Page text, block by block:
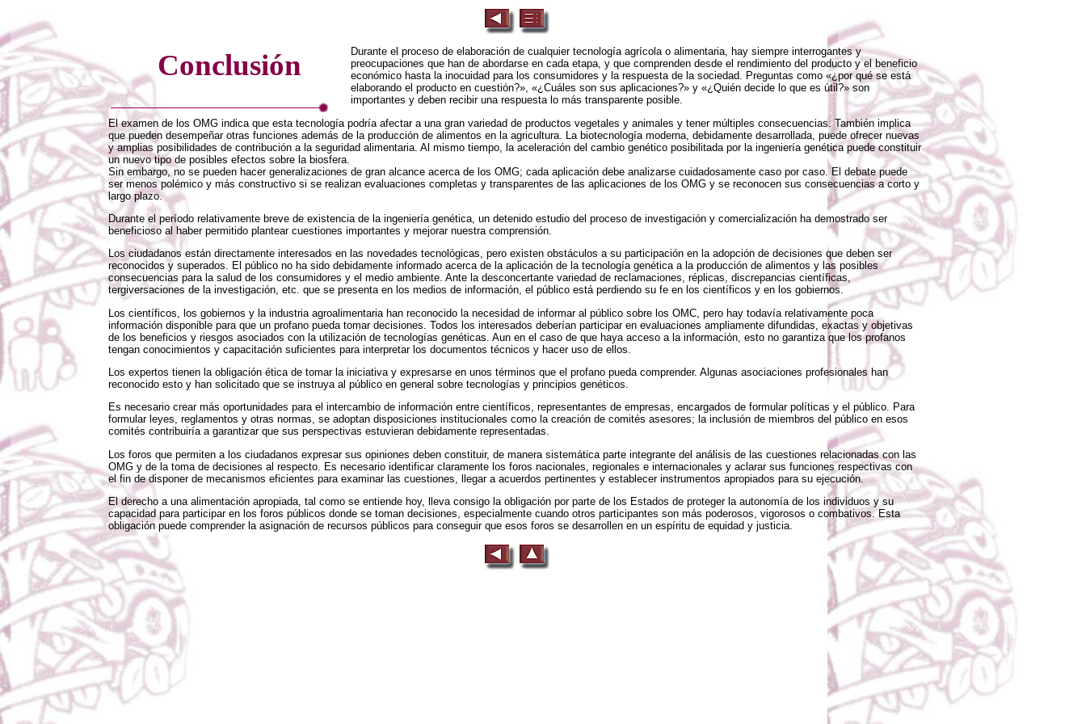
Conclusión
Durante el proceso de elaboración de cualquier tecnología agrícola o alimentaria, hay siempre interrogantes y
preocupaciones que han de abordarse en cada etapa, y que comprenden desde el rendimiento del producto y el beneficio
económico hasta la inocuidad para los consumidores y la respuesta de la sociedad. Preguntas como «¿por qué se está
elaborando el producto en cuestión?», «¿Cuáles son sus aplicaciones?» y «¿Quién decide lo que es útil?» son
importantes y deben recibir una respuesta lo más transparente posible.
El examen de los OMG indica que esta tecnología podría afectar a una gran variedad de productos vegetales y animales y tener múltiples consecuencias. También implica
que pueden desempeñar otras funciones además de la producción de alimentos en la agricultura. La biotecnología moderna, debidamente desarrollada, puede ofrecer nuevas
y amplias posibilidades de contribución a la seguridad alimentaria. Al mismo tiempo, la aceleración del cambio genético posibilitada por la ingeniería genética puede constituir
un nuevo tipo de posibles efectos sobre la biosfera.
Sin embargo, no se pueden hacer generalizaciones de gran alcance acerca de los OMG; cada aplicación debe analizarse cuidadosamente caso por caso. El debate puede
ser menos polémico y más constructivo si se realizan evaluaciones completas y transparentes de las aplicaciones de los OMG y se reconocen sus consecuencias a corto y
largo plazo.
Durante el período relativamente breve de existencia de la ingeniería genética, un detenido estudio del proceso de investigación y comercialización ha demostrado ser
beneficioso al haber permitido plantear cuestiones importantes y mejorar nuestra comprensión.
Los ciudadanos están directamente interesados en las novedades tecnológicas, pero existen obstáculos a su participación en la adopción de decisiones que deben ser
reconocidos y superados. El público no ha sido debidamente informado acerca de la aplicación de la tecnología genética a la producción de alimentos y las posibles
consecuencias para la salud de los consumidores y el medio ambiente. Ante la desconcertante variedad de reclamaciones, réplicas, discrepancias científicas,
tergiversaciones de la investigación, etc. que se presenta en los medios de información, el público está perdiendo su fe en los científicos y en los gobiernos.
Los científicos, los gobiernos y la industria agroalimentaria han reconocido la necesidad de informar al público sobre los OMC, pero hay todavía relativamente poca
información disponible para que un profano pueda tomar decisiones. Todos los interesados deberían participar en evaluaciones ampliamente difundidas, exactas y objetivas
de los beneficios y riesgos asociados con la utilización de tecnologías genéticas. Aun en el caso de que haya acceso a la información, esto no garantiza que los profanos
tengan conocimientos y capacitación suficientes para interpretar los documentos técnicos y hacer uso de ellos.
Los expertos tienen la obligación ética de tomar la iniciativa y expresarse en unos términos que el profano pueda comprender. Algunas asociaciones profesionales han
reconocido esto y han solicitado que se instruya al público en general sobre tecnologías y principios genéticos.
Es necesario crear más oportunidades para el intercambio de información entre científicos, representantes de empresas, encargados de formular políticas y el público. Para
formular leyes, reglamentos y otras normas, se adoptan disposiciones institucionales como la creación de comités asesores; la inclusión de miembros del público en esos
comités contribuiría a garantizar que sus perspectivas estuvieran debidamente representadas.
Los foros que permiten a los ciudadanos expresar sus opiniones deben constituir, de manera sistemática parte integrante del análisis de las cuestiones relacionadas con las
OMG y de la toma de decisiones al respecto. Es necesario identificar claramente los foros nacionales, regionales e internacionales y aclarar sus funciones respectivas con
el fin de disponer de mecanismos eficientes para examinar las cuestiones, llegar a acuerdos pertinentes y establecer instrumentos apropiados para su ejecución.
El derecho a una alimentación apropiada, tal como se entiende hoy, lleva consigo la obligación por parte de los Estados de proteger la autonomía de los individuos y su
capacidad para participar en los foros públicos donde se toman decisiones, especialmente cuando otros participantes son más poderosos, vigorosos o combativos. Esta
obligación puede comprender la asignación de recursos públicos para conseguir que esos foros se desarrollen en un espíritu de equidad y justicia.